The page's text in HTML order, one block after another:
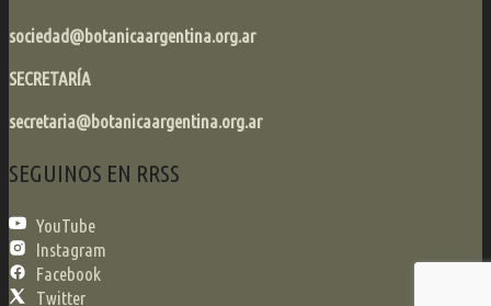
sociedad@botanicaargentina.org.ar
SECRETARÍA
secretaria@botanicaargentina.org.ar
SEGUINOS EN RRSS
YouTube
Instagram
Facebook
Twitter